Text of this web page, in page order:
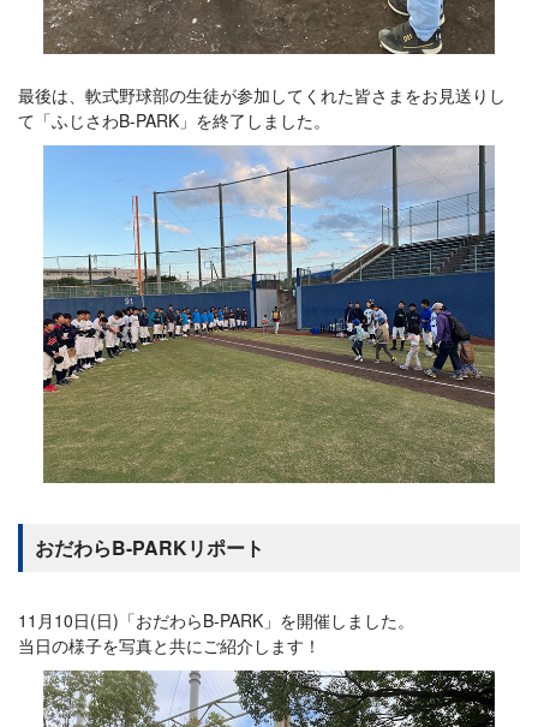
最後は、軟式野球部の生徒が参加してくれた皆さまをお見送りし
て「ふじさわB-PARK」を終了しました。
おだわらB-PARKリポート
11月10日(日)「おだわらB-PARK」を開催しました。
当日の様子を写真と共にご紹介します！